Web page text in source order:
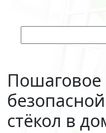
Пошаговое
стёкол в